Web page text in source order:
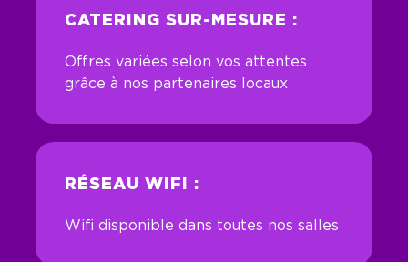
CATERING SUR-MESURE :
Offres variées selon vos attentes
grâce à nos partenaires locaux
RÉSEAU WIFI :
Wifi disponible dans toutes nos salles